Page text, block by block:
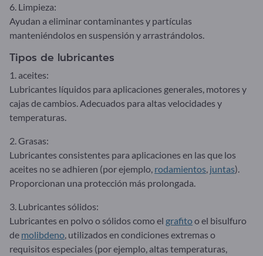
6. Limpieza:
Ayudan a eliminar contaminantes y partículas
manteniéndolos en suspensión y arrastrándolos.
Tipos de lubricantes
1. aceites:
Lubricantes líquidos para aplicaciones generales, motores y
cajas de cambios. Adecuados para altas velocidades y
temperaturas.
2. Grasas:
Lubricantes consistentes para aplicaciones en las que los
aceites no se adhieren (por ejemplo, rodamientos juntas).
Proporcionan una protección más prolongada.
3. Lubricantes sólidos:
Lubricantes en polvo o sólidos como el grafitoo el bisulfuro
de molibdeno , utilizados en condiciones extremas o
requisitos especiales (por ejemplo, altas temperaturas,